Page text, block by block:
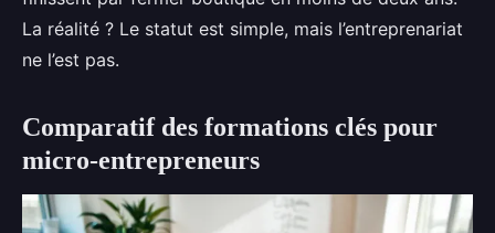
La réalité ? Le statut est simple, mais l’entreprenariat
ne l’est pas.
Comparatif des formations clés pour
micro-entrepreneurs